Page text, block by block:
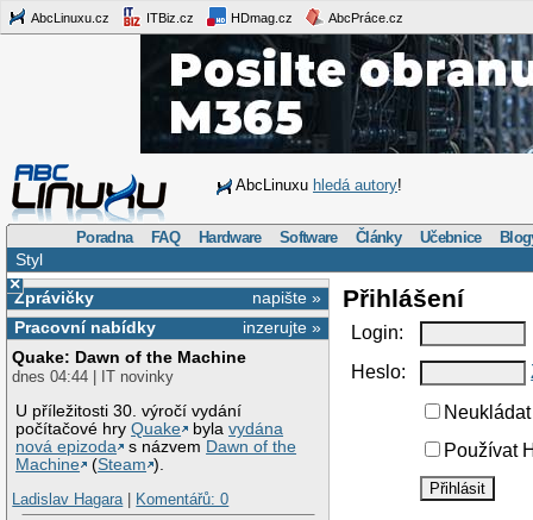
AbcLinuxu.cz ITBiz.cz HDmag.cz AbcPráce.cz
AbcLinuxu hledá autory!
Poradna FAQ Hardware Software Články Učebnice
Styl
×
napište »
Zprávičky
inzerujte »
Pracovní nabídky
Quake: Dawn of the Machine
dnes 04:44 | IT novinky
U příležitosti 30. výročí vydání
počítačové hryQuake bylavydána
nová epizoda
s názvem Dawn of the
Machine
(Steam ).
Ladislav Hagara| Komentářů: 0
Přihlášení
Login:
Heslo:
Používat